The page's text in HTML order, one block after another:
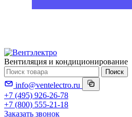
Вентиляция и кондиционирование
Поиск
info@ventelectro.ru
+7 (495) 926-26-78
+7 (800) 555-21-18
Заказать звонок